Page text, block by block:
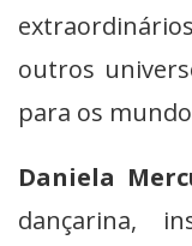
outros
para os
Daniela
dançarina,